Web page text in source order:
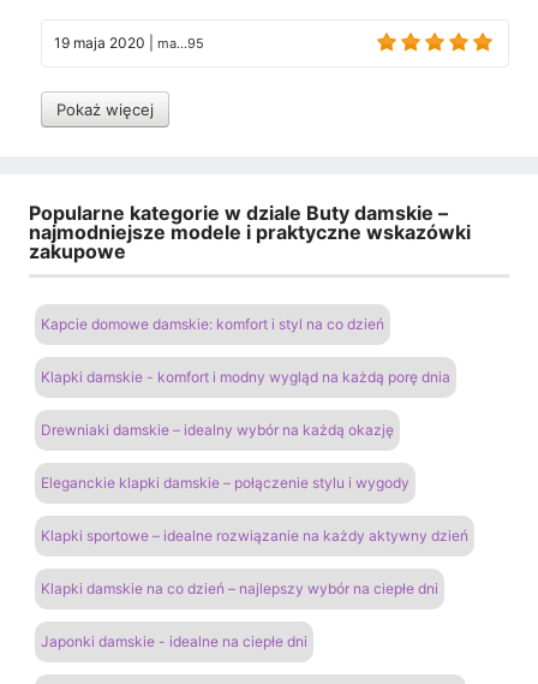
19 maja 2020 ma...95
Pokaż więcej
Popularne kategorie w dziale Buty damskie –
najmodniejsze modele i praktyczne wskazówki
zakupowe
Kapcie domowe damskie: komfort i styl na co dzień
Klapki damskie - komfort i modny wygląd na każdą porę dnia
Drewniaki damskie – idealny wybór na każdą okazję
Eleganckie klapki damskie – połączenie stylu i wygody
Klapki sportowe – idealne rozwiązanie na każdy aktywny dzień
Klapki damskie na co dzień – najlepszy wybór na ciepłe dni
Japonki damskie - idealne na ciepłe dni